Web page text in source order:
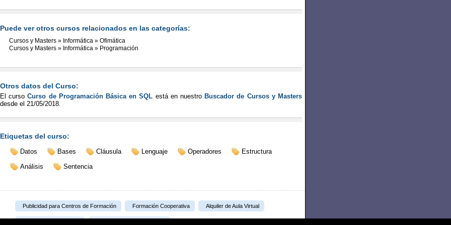
Puede ver otros cursos relacionados en las categorías:
Cursos y Masters » Informática » Ofimática
Cursos y Masters » Informática » Programación
Otros datos del Curso:
El cursoCurso de Programación Básica en SQL está en nuestroBuscador de Cursos y Masters
desde el 21/05/2018
Etiquetas del curso:
Datos Bases Cláusula Lenguaje Operadores
Estructura
Análisis
Sentencia
Publicidad para Centros de Formación Formación Cooperativa Alquiler de Aula Virtual